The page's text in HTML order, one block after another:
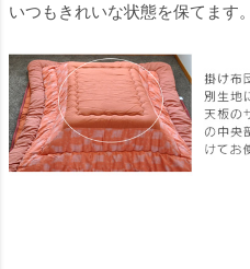
いつもきれいな状態を保てます。